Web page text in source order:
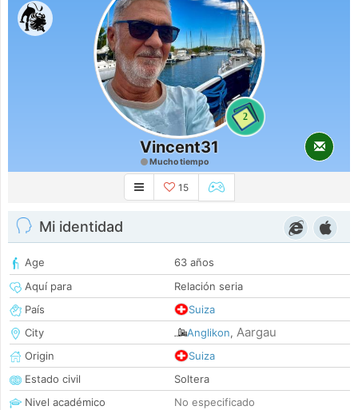
2
Vincent31
Mucho tiempo
15
Mi identidad
Age
63 años
Aquí para
Relación seria
País
Suiza
City
Anglikon, Aargau
Origin
Suiza
Estado civil
Soltera
Nivel académico
No especificado